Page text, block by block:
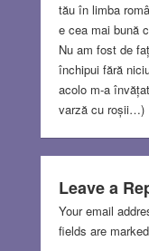
tău în limba
e cea mai bună
Nu am fost de
închipui fără
acolo m-a
varză cu roșii…)
Leave a
Your email
fields are marked